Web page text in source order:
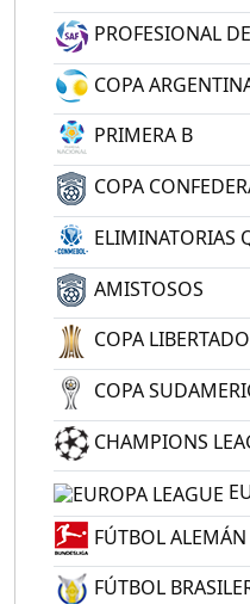
PROFESIONAL
COPA
PRIMERA B
COPA
ELIMINATORIAS
AMISTOSOS
COPA
COPA
CHAMPIONS
FÚTBOL ALEMÁN
FÚTBOL